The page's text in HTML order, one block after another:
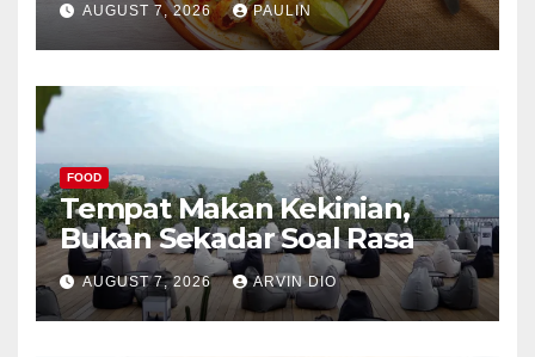
AUGUST 7, 2026 PAULIN
FOOD
Tempat Makan Kekinian,
Bukan Sekadar Soal Rasa
AUGUST 7, 2026 ARVIN DIO